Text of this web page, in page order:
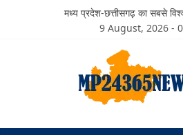
मध्य प्रदेश-छत्तीसगढ़ का सबसे
9 August, 2026 -